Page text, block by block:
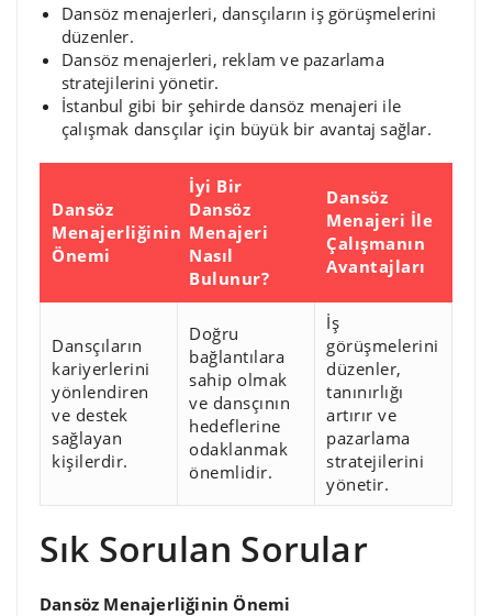
Dansöz menajerleri, dansçıların iş görüşmelerini
düzenler.
Dansöz menajerleri, reklam ve pazarlama
stratejilerini yönetir.
İstanbul gibi bir şehirde dansöz menajeri ile
çalışmak dansçılar için büyük bir avantaj sağlar.
Dansöz
Menajerliğinin
Önemi
İyi Bir
Dansöz
Menajeri
Nasıl
Bulunur?
Dansöz
Menajeri İle
Çalışmanın
Avantajları
Dansçıların
kariyerlerini
yönlendiren
ve destek
sağlayan
kişilerdir.
Doğru
bağlantılara
sahip olmak
ve dansçının
hedeflerine
odaklanmak
önemlidir.
İş
görüşmelerini
düzenler,
tanınırlığı
artırır ve
pazarlama
stratejilerini
yönetir.
Sık Sorulan Sorular
Dansöz Menajerliğinin Önemi